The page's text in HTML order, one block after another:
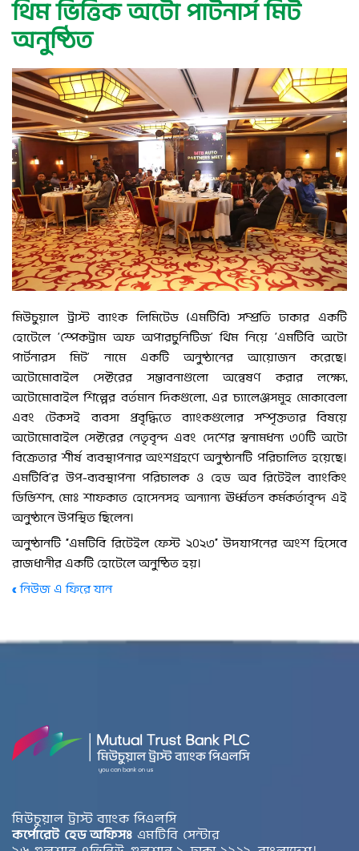
থিম ভিত্তিক অটো পার্টনার্স মিট
অনুষ্ঠিত
মিউচুয়াল ট্রাস্ট ব্যাংক লিমিটেড (এমটিবি) সম্প্রতি ঢাকার একটি
হোটেলে ‘স্পেকট্রাম অফ অপারচুনিটিজ’ থিম নিয়ে ‘এমটিবি অটো
পার্টনারস মিট’ নামে একটি অনুষ্ঠানের আয়োজন করেছে।
অটোমোবাইল সেক্টরের সম্ভাবনাগুলো অন্বেষণ করার লক্ষ্যে,
অটোমোবাইল শিল্পের বর্তমান দিকগুলো, এর চ্যালেঞ্জসমূহ মোকাবেলা
এবং টেকসই ব্যবসা প্রবৃদ্ধিতে ব্যাংকগুলোর সম্পৃক্ততার বিষয়ে
অটোমোবাইল সেক্টরের নেতৃবৃন্দ এবং দেশের স্বনামধন্য ৩০টি অটো
বিক্রেতার শীর্ষ ব্যবস্থাপনার অংশগ্রহণে অনুষ্ঠানটি পরিচালিত হয়েছে।
এমটিবি’র উপ-ব্যবস্থাপনা পরিচালক ও হেড অব রিটেইল ব্যাংকিং
ডিভিশন, মোঃ শাফকাত হোসেনসহ অন্যান্য ঊর্ধ্বতন কর্মকর্তাবৃন্দ এই
অনুষ্ঠানে উপস্থিত ছিলেন।
অনুষ্ঠানটি “এমটিবি রিটেইল ফেস্ট ২০২৩” উদযাপনের অংশ হিসেবে
রাজধানীর একটি হোটেলে অনুষ্ঠিত হয়।
« নিউজ এ ফিরে যান
মিউচুয়াল ট্রাস্ট ব্যাংক পিএলসি
কর্পোরেট হেড অফিসঃ এমটিবি সেন্টার